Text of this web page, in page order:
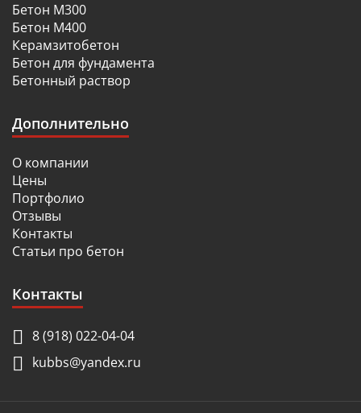
Бетон М300
Бетон М400
Керамзитобетон
Бетон для фундамента
Бетонный раствор
Дополнительно
О компании
Цены
Портфолио
Отзывы
Контакты
Статьи про бетон
Контакты
8 (918) 022-04-04
kubbs@yandex.ru